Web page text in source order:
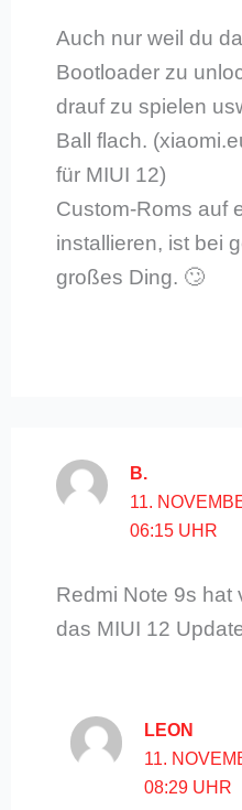
Auch nur weil du
Bootloader zu
drauf zu spielen
Ball flach.
für MIUI 12)
Custom-Roms auf
installieren, ist bei
großes Ding. 🙄
B.
11.
06:15 UHR
Redmi Note 9s hat
das MIUI 12
LEON
11.
08:29 UHR